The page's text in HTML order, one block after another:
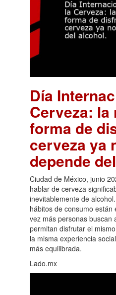
Día
Cerveza: la
forma de
cerveza ya
depende
Ciudad de México, junio
hablar de cerveza
inevitablemente de
hábitos de consumo están
vez más personas buscan
permitan disfrutar el
la misma experiencia
más equilibrada.
Lado.mx